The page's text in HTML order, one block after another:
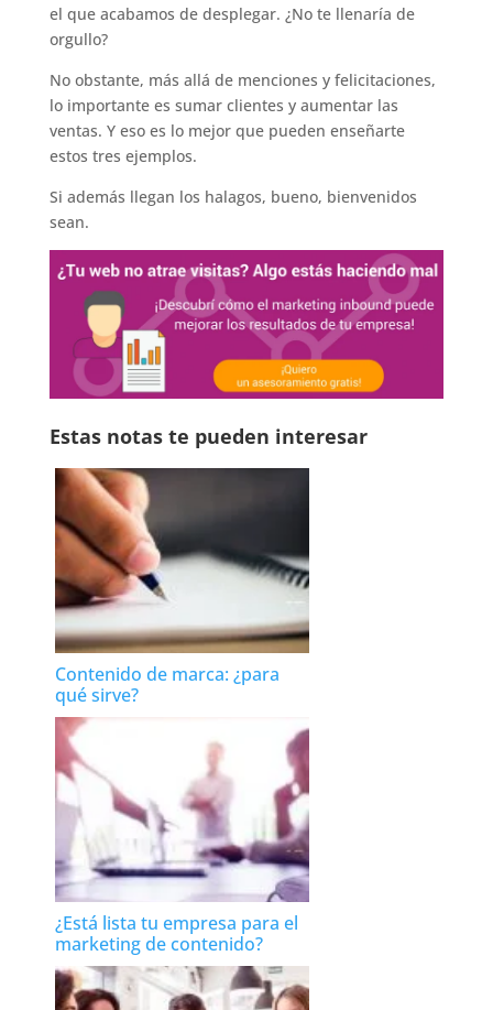
el que acabamos de desplegar. ¿No te llenaría de
orgullo?
No obstante, más allá de menciones y felicitaciones,
lo importante es sumar clientes y aumentar las
ventas. Y eso es lo mejor que pueden enseñarte
estos tres ejemplos.
Si además llegan los halagos, bueno, bienvenidos
sean.
Estas notas te pueden interesar
Contenido de marca: ¿para
qué sirve?
¿Está lista tu empresa para el
marketing de contenido?